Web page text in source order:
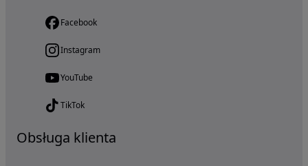
Facebook
Instagram
YouTube
TikTok
Obsługa klienta